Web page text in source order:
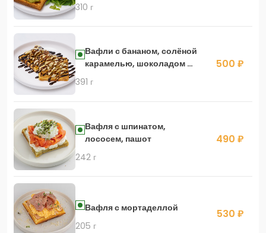
310 г
Вафли с бананом, солёной
карамелью, шоколадом и
пломбиром
391 г
500 ₽
Вафля с шпинатом,
лососем, пашот
242 г
490 ₽
Вафля с мортаделлой
205 г
530 ₽